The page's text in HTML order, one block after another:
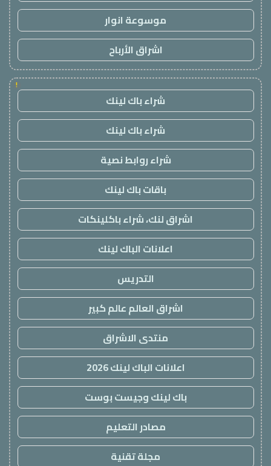
موسوعة انوار
اشراق الأرباح
!
شراء باك لينك
شراء باك لينك
شراء روابط نصية
باقات باك لينك
اشراق لنك، شراء باكلينكات
اعلانات الباك لينك
التدريس
اشراق العالم عالم كبير
منتدى الاشراق
اعلانات الباك لينك 2026
باك لينك وجيست بوست
مصادر التعليم
مجلة تقنية